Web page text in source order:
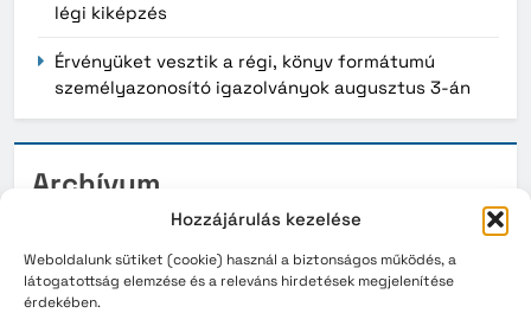
Hozzájárulás kezelése
Weboldalunk sütiket (cookie) használ a biztonságos működés, a
látogatottság elemzése és a releváns hirdetések megjelenítése
érdekében.
légi kiképzés
Érvényüket vesztik a régi, könyv formátumú
személyazonosító igazolványok augusztus 3-án
Archívum
2026. augusztus
2026. július